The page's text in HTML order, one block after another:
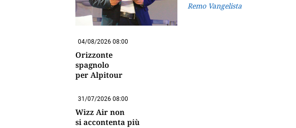
Remo Vangelista
04/08/2026 08:00
Orizzonte
spagnolo
per Alpitour
31/07/2026 08:00
Wizz Air non
si accontenta più